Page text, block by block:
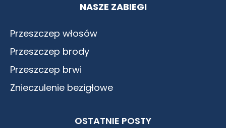
NASZE ZABIEGI
Przeszczep włosów
Przeszczep brody
Przeszczep brwi
Znieczulenie bezigłowe
OSTATNIE POSTY